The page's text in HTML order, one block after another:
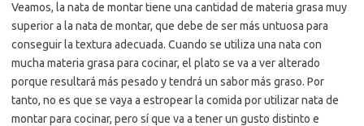
Veamos, la nata de montar tiene una cantidad de materia grasa muy
superior a la nata de montar, que debe de ser más untuosa para
conseguir la textura adecuada. Cuando se utiliza una nata con
mucha materia grasa para cocinar, el plato se va a ver alterado
porque resultará más pesado y tendrá un sabor más graso. Por
tanto, no es que se vaya a estropear la comida por utilizar nata de
montar para cocinar, pero sí que va a tener un gusto distinto e